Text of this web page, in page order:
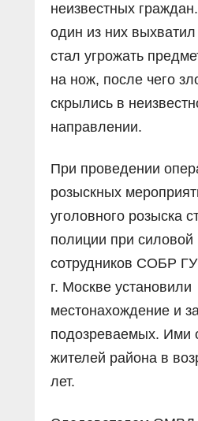
неизвестных
один из них
стал угрожать
на нож, после чего
скрылись в
направлении.
При проведении
розыскных
уголовного розыска
полиции при
сотрудников СОБР
г. Москве установили
местонахождение и
подозреваемых. Ими
жителей района в
лет.